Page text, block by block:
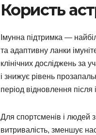
Користь
Імунна підтримка —
та адаптивну ланки
клінічних досліджень за
і знижує рівень
період відновлення після
Для спортсменів і людей
витривалість, зменшує